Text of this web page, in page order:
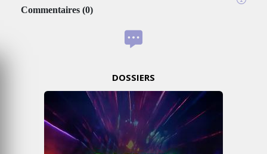
Commentaires (0)
DOSSIERS